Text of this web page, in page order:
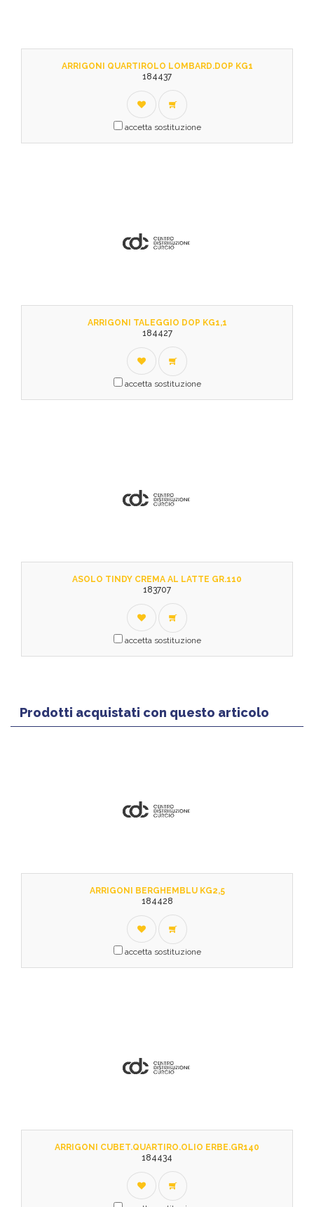
ARRIGONI QUARTIROLO LOMBARD.DOP KG1
184437
accetta sostituzione
ARRIGONI TALEGGIO DOP KG1,1
184427
accetta sostituzione
ASOLO TINDY CREMA AL LATTE GR.110
183707
accetta sostituzione
Prodotti acquistati con questo articolo
ARRIGONI BERGHEMBLU KG2,5
184428
accetta sostituzione
ARRIGONI CUBET.QUARTIRO.OLIO ERBE.GR140
184434